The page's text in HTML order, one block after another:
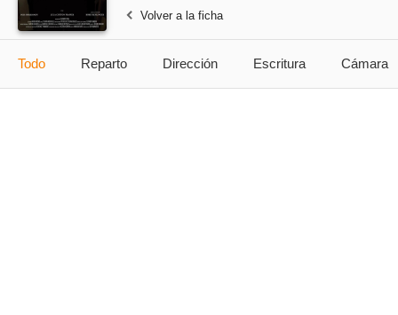
Volver a la ficha
Todo Reparto Dirección Escritura Cámara